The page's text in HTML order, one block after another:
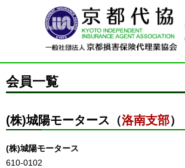
会員一覧
(株)城陽モータース（洛南支部）
(株)城陽モータース
610-0102